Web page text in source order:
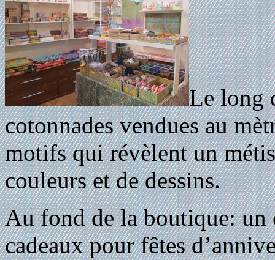
Le long
cotonnades vendues au
motifs qui révèlent un
couleurs et de dessins.
Au fond de la boutique:
cadeaux pour fêtes